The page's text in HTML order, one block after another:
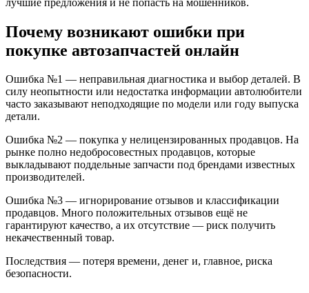
Почему возникают ошибки при
покупке автозапчастей онлайн
Ошибка №1 — неправильная диагностика и выбор деталей. В
силу неопытности или недостатка информации автолюбители
часто заказывают неподходящие по модели или году выпуска
детали.
Ошибка №2 — покупка у нелицензированных продавцов. На
рынке полно недобросовестных продавцов, которые
выкладывают поддельные запчасти под брендами известных
производителей.
Ошибка №3 — игнорирование отзывов и классификации
продавцов. Много положительных отзывов ещё не
гарантируют качество, а их отсутствие — риск получить
некачественный товар.
Последствия — потеря времени, денег и, главное, риска
безопасности.